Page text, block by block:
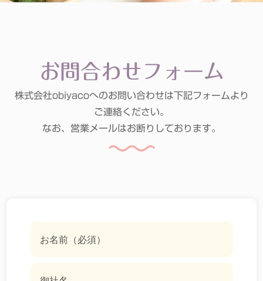
お問合わせフォーム
株式会社obiyacoへのお問い合わせは下記フォームより
ご連絡ください。
なお、営業メールはお断りしております。